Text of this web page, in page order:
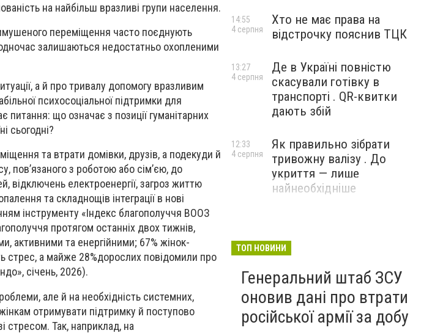
на найбільш вразливі групи населення.
переміщення часто поєднують
залишаються недостатньо охопленими
а й про тривалу допомогу вразливим
психосоціальної підтримки для
питання: що означає з позиції гуманітарних
сьогодні?
та втрати домівки, друзів, а подекуди й
пов’язаного з роботою або сім’єю, до
електроенергії, загроз життю
та складнощів інтеграції в нові
інструменту «Індекс благополуччя ВООЗ
протягом останніх двох тижнів,
активними та енергійними; 67% жінок-
стрес, а майже 28%дорослих повідомили про
січень, 2026).
але й на необхідність системних,
отримувати підтримку й поступово
стресом. Так, наприклад, на
Хто не має права на
відстрочку пояснив ТЦК
14:55
4 серпня
Де в Україні повністю
скасували готівку в
транспорті . QR-квитки
дають збій
13:27
4 серпня
Як правильно зібрати
тривожну валізу . До
укриття — лише
найнеобхідніше
12:33
4 серпня
ТОП НОВИНИ
Генеральний штаб ЗСУ
оновив дані про втрати
російської армії за добу